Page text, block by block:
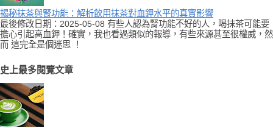
揭秘抹茶與腎功能：解析飲用抹茶對血鉀水平的真實影響
最後修改日期：2025-05-08 有些人認為腎功能不好的人，喝抹茶可能要
擔心引起高血鉀！確實，我也看過類似的報導，有些來源甚至很權威，然
而 這完全是個迷思 ！
史上最多閱覽文章